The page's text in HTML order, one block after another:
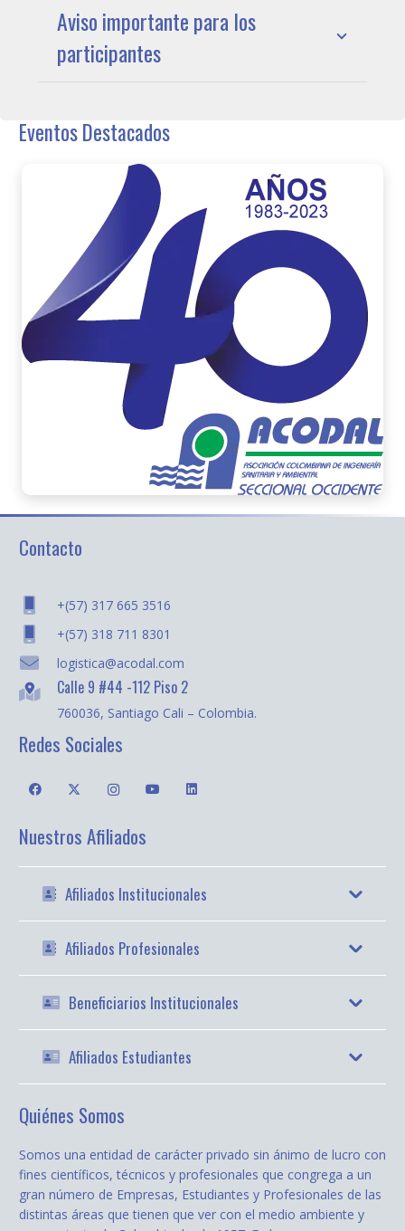
Aviso importante para los
participantes
Eventos Destacados
Contacto
+(57) 317 665 3516
+(57) 318 711 8301
logistica@acodal.com
Calle 9 #44 -112 Piso 2
760036, Santiago Cali – Colombia.
Redes Sociales
Nuestros Afiliados
Afiliados Institucionales
Afiliados Profesionales
Beneficiarios Institucionales
Afiliados Estudiantes
Quiénes Somos
Somos una entidad de carácter privado sin ánimo de lucro con
fines científicos, técnicos y profesionales que congrega a un
gran número de Empresas, Estudiantes y Profesionales de las
distintas áreas que tienen que ver con el medio ambiente y